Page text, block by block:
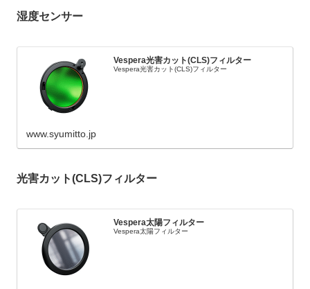
湿度センサー
Vespera光害カット(CLS)フィルター
Vespera光害カット(CLS)フィルター
www.syumitto.jp
光害カット(CLS)フィルター
Vespera太陽フィルター
Vespera太陽フィルター